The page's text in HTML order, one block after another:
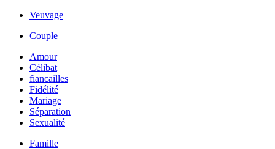
Veuvage
Couple
Amour
Célibat
fiancailles
Fidélité
Mariage
Séparation
Sexualité
Famille